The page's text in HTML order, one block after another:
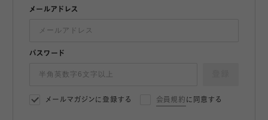
メールアドレス
パスワード
メールマガジンに登録する 会員規約 に同意する